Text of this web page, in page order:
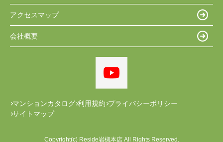
アクセスマップ
会社概要
マンションカタログ 利用規約 プライバシーポリシー
サイトマップ
Copyright(c) Reside岩槻本店 All Rights Reserved.